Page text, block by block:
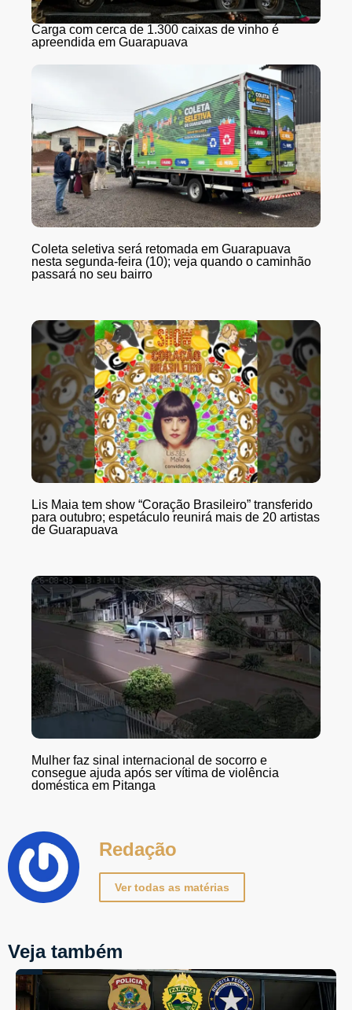
Carga com cerca de 1.300 caixas de vinho é
apreendida em Guarapuava
Coleta seletiva será retomada em Guarapuava
nesta segunda-feira (10); veja quando o caminhão
passará no seu bairro
Lis Maia tem show “Coração Brasileiro” transferido
para outubro; espetáculo reunirá mais de 20 artistas
de Guarapuava
Mulher faz sinal internacional de socorro e
consegue ajuda após ser vítima de violência
doméstica em Pitanga
Redação
Ver todas as matérias
Veja também